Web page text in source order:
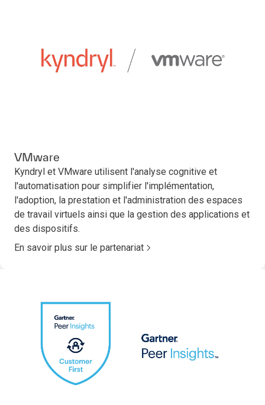
VMware
Kyndryl et VMware utilisent l'analyse cognitive et
l'automatisation pour simplifier l'implémentation,
l'adoption, la prestation et l'administration des espaces
de travail virtuels ainsi que la gestion des applications et
des dispositifs.
En savoir plus sur le partenariat